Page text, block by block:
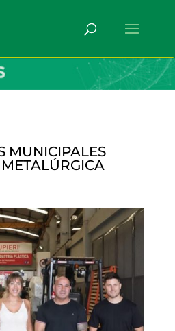
MUNICIPALES